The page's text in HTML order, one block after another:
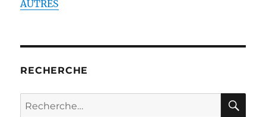
AUTRES
RECHERCHE
Recherche